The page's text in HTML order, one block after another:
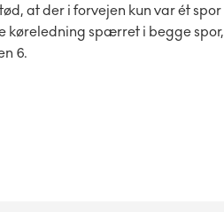
at der i forvejen kun var ét spor
køreledning spærret i begge spor,
6.